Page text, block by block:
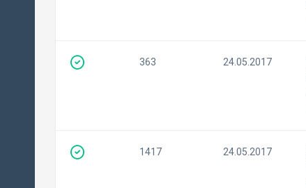
363 24.05.2017
1417 24.05.2017